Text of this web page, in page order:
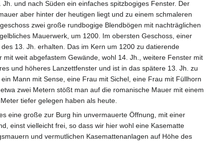
und nach Süden ein einfaches spitzbogiges Fenster. Der
aber hinter der heutigen liegt und zu einem schmaleren
zwei große rundbogige Blendbögen mit nachträglichen
Mauerwerk, um 1200. Im obersten Geschoss, einer
13. Jh. erhalten. Das im Kern um 1200 zu datierende
weit abgefastem Gewände, wohl 14. Jh., weitere Fenster mit
und höheres Lanzettfenster und ist in das spätere 13. Jh. zu
Mann mit Sense, eine Frau mit Sichel, eine Frau mit Füllhorn
zwei Metern stößt man auf die romanische Mauer mit einem
tiefer gelegen haben als heute.
eine große zur Burg hin unvermauerte Öffnung, mit einer
einst vielleicht frei, so dass wir hier wohl eine Kasematte
und vermutlichen Kasemattenanlagen auf Höhe des